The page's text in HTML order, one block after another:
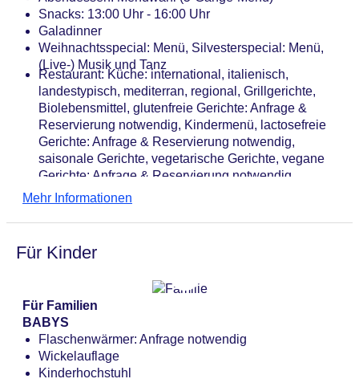
EUR
Tagungseinrichtungen: Konferenzräume: 1,
Tageslicht, Tagungsequipment: gegen Gebühr
Gebäudeanzahl: 1, Etagen: 3, Zimmer: 60
Landeskategorie: 4 Sterne
Snacks: 13:00 Uhr - 16:00 Uhr
Galadinner
Weihnachtsspecial: Menü, Silvesterspecial: Menü,
(Live-) Musik und Tanz
Restaurant: Küche: international, italienisch,
landestypisch, mediterran, regional, Grillgerichte,
Biolebensmittel, glutenfreie Gerichte: Anfrage &
Reservierung notwendig, Kindermenü, lactosefreie
Gerichte: Anfrage & Reservierung notwendig,
saisonale Gerichte, vegetarische Gerichte, vegane
Gerichte: Anfrage & Reservierung notwendig,
Menüwahl, gegen Gebühr, Kinderhochstuhl
Mehr Informationen
Für Kinder
Für Familien
BABYS
Flaschenwärmer: Anfrage notwendig
Wickelauflage
Kinderhochstuhl